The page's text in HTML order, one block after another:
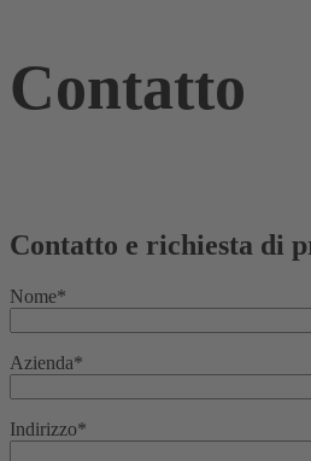
Contatto
Contatto e richiesta di
Nome*
Azienda*
Indirizzo*